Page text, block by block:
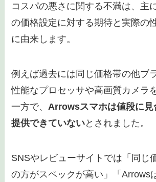
コスパの悪さに関する不満は、主
の価格設定に対する期待と実際の
に由来します。
例えば過去には同じ価格帯の他ブ
性能なプロセッサや高画質カメラ
一方で、 Arrowsスマホは値段に見
提供できていないとされました。
SNSやレビューサイトでは「同じ
の方がスペックが高い」「Arrows